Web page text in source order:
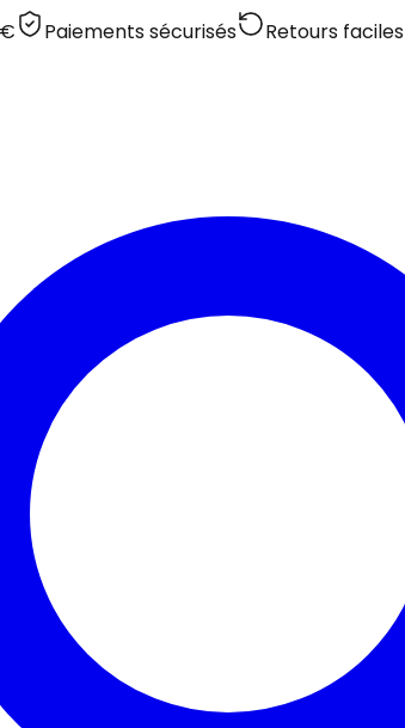
Paiements sécurisés Retours faciles